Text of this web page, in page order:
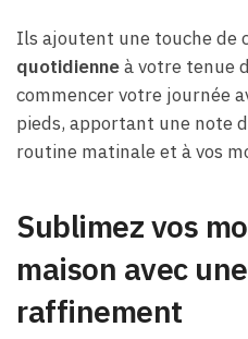
Ils ajoutent une touche de
quotidienneà votre tenue
commencer votre journée
pieds, apportant une note
routine matinale et à vos
Sublimez vos
maison avec
raffinement